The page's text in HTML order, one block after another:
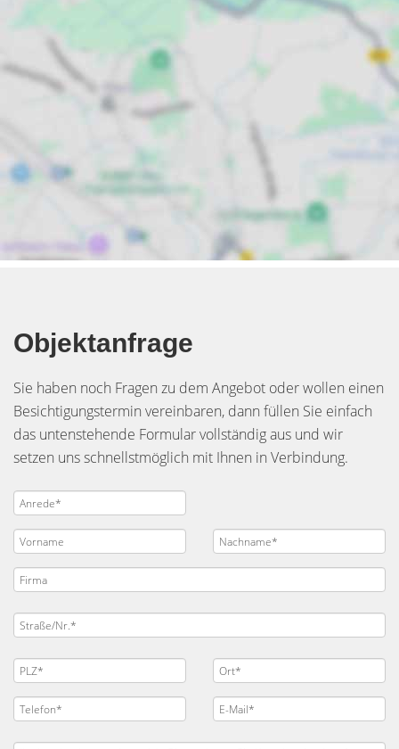
Objektanfrage
Sie haben noch Fragen zu dem Angebot oder wollen einen
Besichtigungstermin vereinbaren, dann füllen Sie einfach
das untenstehende Formular vollständig aus und wir
setzen uns schnellstmöglich mit Ihnen in Verbindung.